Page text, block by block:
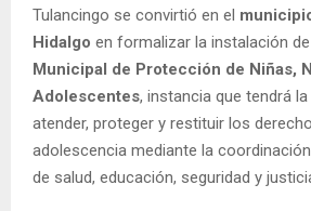
Tulancingo se convirtió en el
Hidalgo en formalizar la instalación
Municipal de Protección de Niñas,
Adolescentes, instancia que tendrá
atender, proteger y restituir los
adolescencia mediante la
de salud, educación, seguridad y